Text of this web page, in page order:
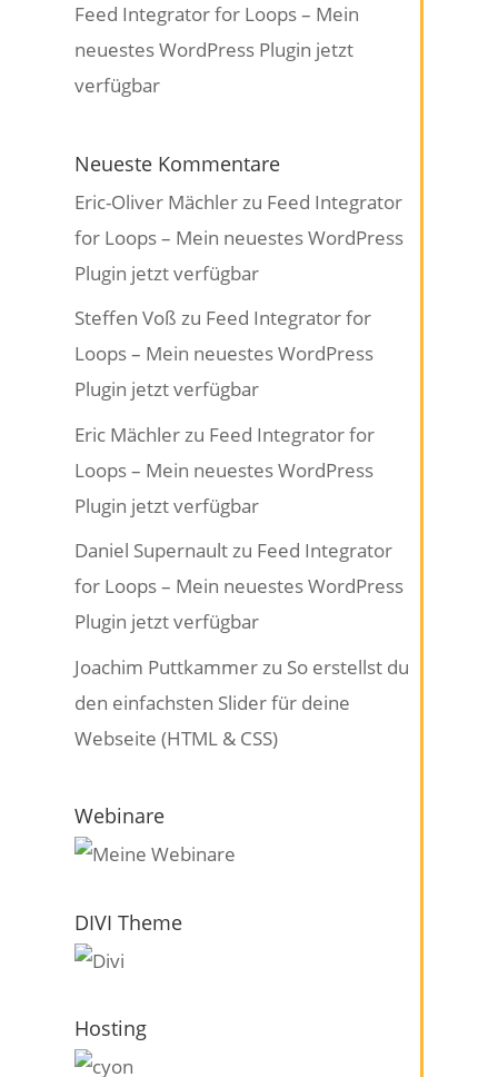
Feed Integrator for Loops – Mein
neuestes WordPress Plugin jetzt
verfügbar
Neueste Kommentare
Eric-Oliver Mächlerzu Feed Integrator
for Loops – Mein neuestes WordPress
Plugin jetzt verfügbar
Steffen Voß zu Feed Integrator for
Loops – Mein neuestes WordPress
Plugin jetzt verfügbar
Eric Mächlerzu Feed Integrator for
Loops – Mein neuestes WordPress
Plugin jetzt verfügbar
Daniel Supernaultzu Feed Integrator
for Loops – Mein neuestes WordPress
Plugin jetzt verfügbar
Joachim Puttkammerzu So erstellst du
den einfachsten Slider für deine
Webseite (HTML & CSS)
Webinare
DIVI Theme
Hosting